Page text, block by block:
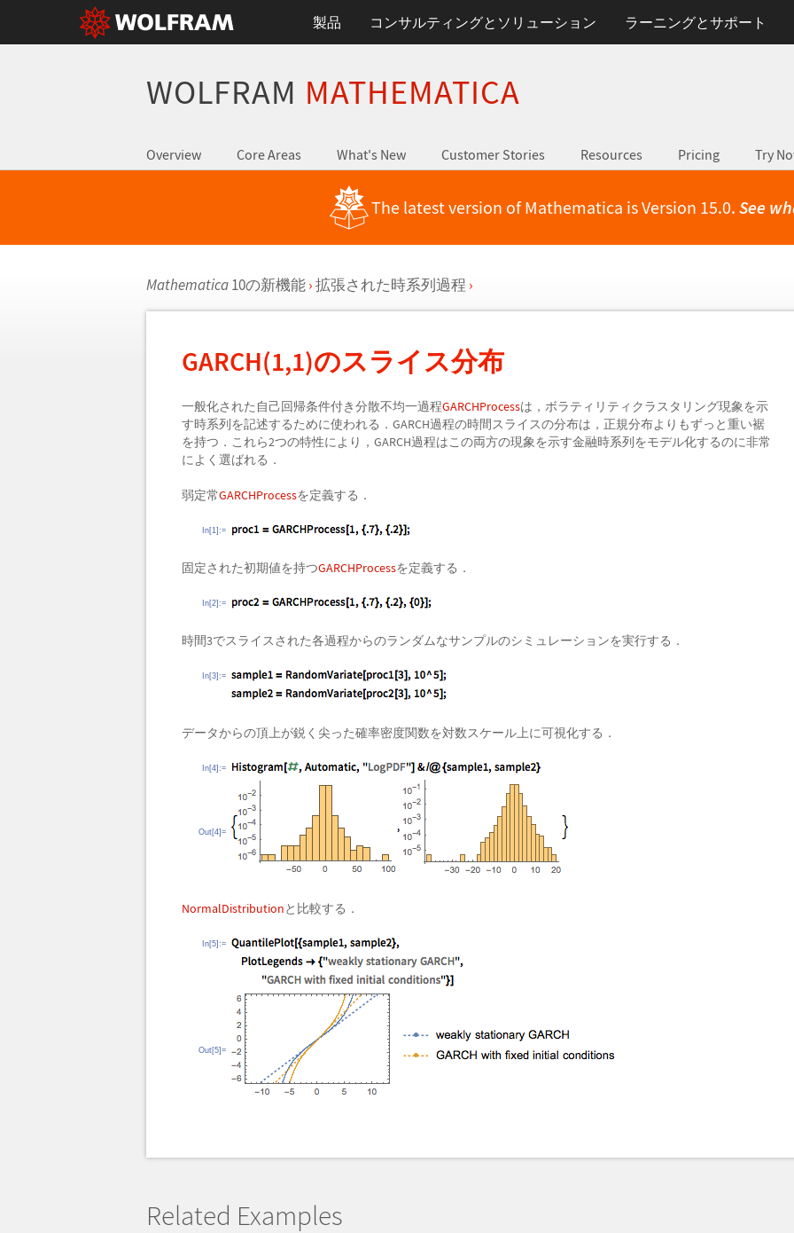
製品 コンサルティングとソリューション ラーニングとサポート
WOLFRAM MATHEMATICA
Overview Core Areas What's New Customer Stories Resources Pricing Try
The latest version of Mathematica is Version 15.0. See
Mathematica10の新機能 ›拡張された時系列過程 ›
GARCH(1,1)のスライス分布
一般化された自己回帰条件付き分散不均一過程GARCHProcessは，ボラティリティクラスタリング現象を示
す時系列を記述するために使われる．GARCH過程の時間スライスの分布は，正規分布よりもずっと重い裾
を持つ．これら2つの特性により，GARCH過程はこの両方の現象を示す金融時系列をモデル化するのに非常
によく選ばれる．
弱定常GARCHProcessを定義する．
In[1]:=
固定された初期値を持つGARCHProcessを定義する．
In[2]:=
時間3でスライスされた各過程からのランダムなサンプルのシミュレーションを実行する．
In[3]:=
データからの頂上が鋭く尖った確率密度関数を対数スケール上に可視化する．
In[4]:=
Out[4]=
NormalDistributionと比較する．
In[5]:=
Out[5]=
Related Examples